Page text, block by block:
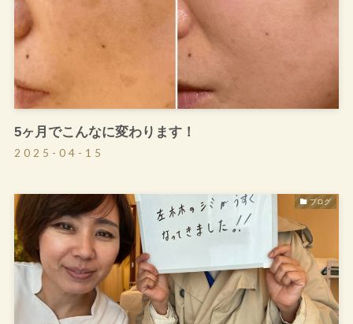
5ヶ月でこんなに変わります！
2025-04-15
ブログ